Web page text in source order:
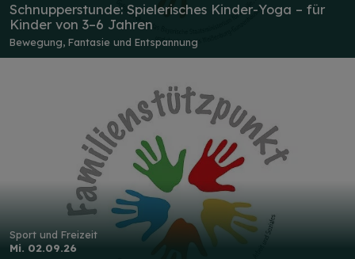
Schnupperstunde: Spielerisches Kinder-Yoga – für
Kinder von 3–6 Jahren
Bewegung, Fantasie und Entspannung
Sport und Freizeit
Mi. 02.09.26